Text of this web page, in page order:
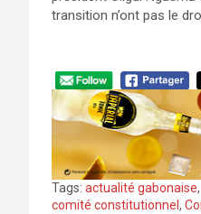
transition n’ont pas le
Tags: actualité gabonaise,
comité constitutionnel ,